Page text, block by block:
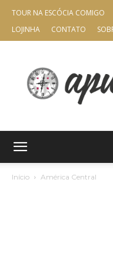
TOUR NA ESCÓCIA COMIGO
LOJINHA
CONTATO
Início América Central